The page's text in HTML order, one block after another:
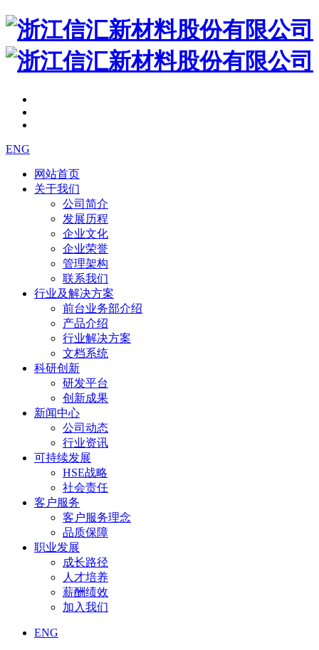
ENG
网站首页
关于我们
公司简介
发展历程
企业文化
企业荣誉
管理架构
联系我们
行业及解决方案
前台业务部介绍
产品介绍
行业解决方案
文档系统
科研创新
研发平台
创新成果
新闻中心
公司动态
行业资讯
可持续发展
HSE战略
社会责任
客户服务
客户服务理念
品质保障
职业发展
成长路径
人才培养
薪酬绩效
加入我们
ENG